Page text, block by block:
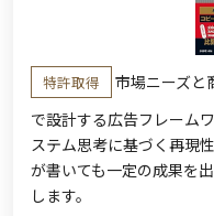
特許取得
市場ニーズと
で設計する広告フレーム
ステム思考に基づく再現
が書いても一定の成果を
します。